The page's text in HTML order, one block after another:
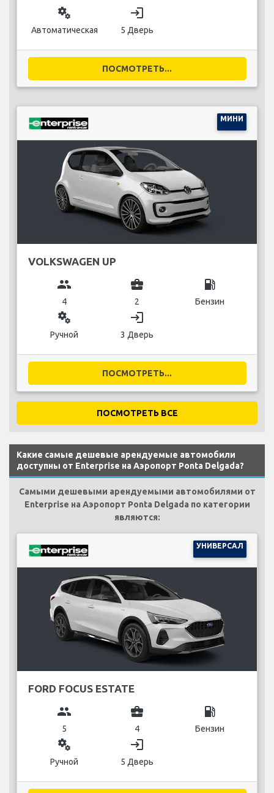
miscellaneous_services
Автоматическая
login
5 Дверь
ПОСМОТРЕТЬ...
МИНИ
VOLKSWAGEN UP
group
4
business_center
2
local_gas_station
Бензин
miscellaneous_services
Ручной
login
3 Дверь
ПОСМОТРЕТЬ...
ПОСМОТРЕТЬ ВСЕ
Какие самые дешевые арендуемые автомобили
доступны от Enterprise на Аэропорт Ponta Delgada?
Самыми дешевыми арендуемыми автомобилями от
Enterprise на Аэропорт Ponta Delgada по категории
являются:
УНИВЕРСАЛ
FORD FOCUS ESTATE
group
5
business_center
4
local_gas_station
Бензин
miscellaneous_services
Ручной
login
5 Дверь